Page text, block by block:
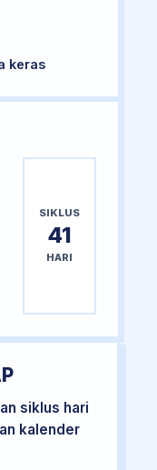
keras
SIKLUS
41
HARI
siklus hari
kalender